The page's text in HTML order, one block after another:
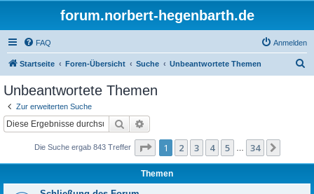
forum.norbert-hegenbarth.de
FAQ Anmelden
Startseite Foren-Übersicht Suche Unbeantwortete Themen
Unbeantwortete Themen
Zur erweiterten Suche
Suche
Die Suche ergab 843 Treffer Seite 1von 34
1 2 3 4 5 34
Themen